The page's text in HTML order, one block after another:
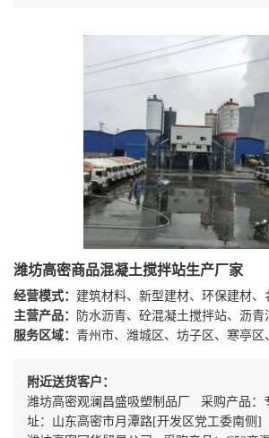
潍坊高密商品混凝土搅拌站生产厂家
经营模式： 建筑材料、新型建材、环保建材
主营产品：
防水沥青、砼混凝土搅拌站、沥
服务区域： 青州市、潍城区、坊子区、寒亭区
附近送货客户：
潍坊高密观澜昌盛吸塑制品厂 采购产品
址：山东高密市月潭路[开发区党工委南侧]